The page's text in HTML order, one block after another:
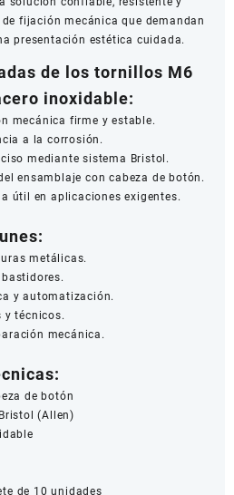
fijación mecánica que demandan
presentación estética cuidada.
de los tornillos M6
inoxidable:
mecánica firme y estable.
a la corrosión.
mediante sistema Bristol.
ensamblaje con cabeza de botón.
útil en aplicaciones exigentes.
metálicas.
y automatización.
y técnicos.
mecánica.
de botón
(Allen)
de 10 unidades